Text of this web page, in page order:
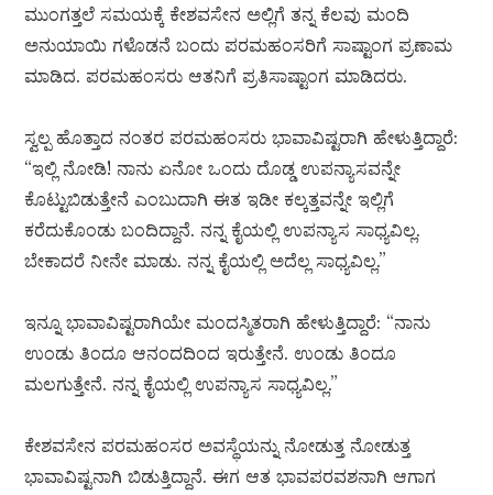
ಮುಂಗತ್ತಲೆ ಸಮಯಕ್ಕೆ ಕೇಶವಸೇನ ಅಲ್ಲಿಗೆ ತನ್ನ ಕೆಲವು ಮಂದಿ
ಅನುಯಾಯಿ ಗಳೊಡನೆ ಬಂದು ಪರಮಹಂಸರಿಗೆ ಸಾಷ್ಟಾಂಗ ಪ್ರಣಾಮ
ಮಾಡಿದ. ಪರಮಹಂಸರು ಆತನಿಗೆ ಪ್ರತಿಸಾಷ್ಟಾಂಗ ಮಾಡಿದರು.
ಸ್ವಲ್ಪ ಹೊತ್ತಾದ ನಂತರ ಪರಮಹಂಸರು ಭಾವಾವಿಷ್ಟರಾಗಿ ಹೇಳುತ್ತಿದ್ದಾರೆ:
“ಇಲ್ಲಿ ನೋಡಿ! ನಾನು ಏನೋ ಒಂದು ದೊಡ್ಡ ಉಪನ್ಯಾಸವನ್ನೇ
ಕೊಟ್ಟುಬಿಡುತ್ತೇನೆ ಎಂಬುದಾಗಿ ಈತ ಇಡೀ ಕಲ್ಕತ್ತವನ್ನೇ ಇಲ್ಲಿಗೆ
ಕರೆದುಕೊಂಡು ಬಂದಿದ್ದಾನೆ. ನನ್ನ ಕೈಯಲ್ಲಿ ಉಪನ್ಯಾಸ ಸಾಧ್ಯವಿಲ್ಲ.
ಬೇಕಾದರೆ ನೀನೇ ಮಾಡು. ನನ್ನ ಕೈಯಲ್ಲಿ ಅದೆಲ್ಲ ಸಾಧ್ಯವಿಲ್ಲ.”
ಇನ್ನೂ ಭಾವಾವಿಷ್ಟರಾಗಿಯೇ ಮಂದಸ್ಮಿತರಾಗಿ ಹೇಳುತ್ತಿದ್ದಾರೆ: “ನಾನು
ಉಂಡು ತಿಂದೂ ಆನಂದದಿಂದ ಇರುತ್ತೇನೆ. ಉಂಡು ತಿಂದೂ
ಮಲಗುತ್ತೇನೆ. ನನ್ನ ಕೈಯಲ್ಲಿ ಉಪನ್ಯಾಸ ಸಾಧ್ಯವಿಲ್ಲ.”
ಕೇಶವಸೇನ ಪರಮಹಂಸರ ಅವಸ್ಥೆಯನ್ನು ನೋಡುತ್ತ ನೋಡುತ್ತ
ಭಾವಾವಿಷ್ಟನಾಗಿ ಬಿಡುತ್ತಿದ್ದಾನೆ. ಈಗ ಆತ ಭಾವಪರವಶನಾಗಿ ಆಗಾಗ